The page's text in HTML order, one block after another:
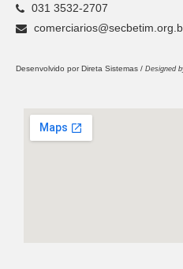
Contato
031 3532-2707
Desenvolvido porDireta Sistemas / Designed